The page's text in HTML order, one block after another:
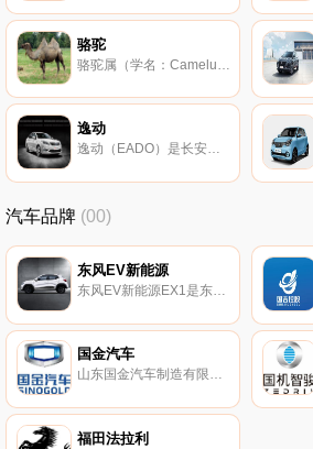
骆驼
逸动
逸动（EADO）是长安汽车全球研发团队历时三年精心打造的一款具有国际化水平的全球战略车型，
汽车品牌 (00)
东风EV新能源
东风EV新能源EX1是东风汽车于2022年发布的汽车。
国金汽车
山东国金汽车制造有限公司，于2016年01月13日在淄博市工商行政管理局高新区分局登记成立。
福田法拉利